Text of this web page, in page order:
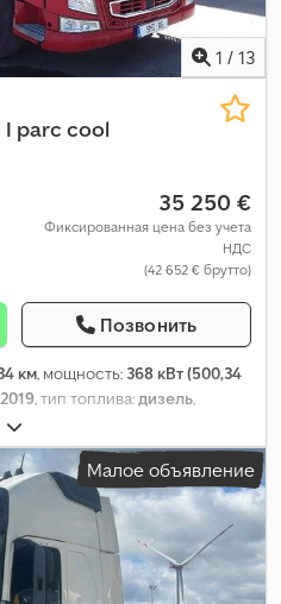
1 / 13
I parc cool
35 250 €
Фиксированная цена без учета
НДС
(42 652 € брутто)
Позвонить
км, мощность: 368 кВт (500,34
, тип топлива:дизель,
шин:
база:3 700 мм, топливо:
автоматический
выбросов: Евро 6, подвеска:
5 990 мм , общая высота: 3 900 мм
кондиционер,
Малое объявление